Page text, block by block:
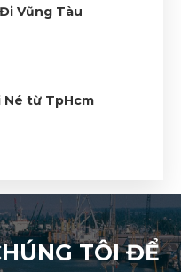
Vũng Tàu
Né từ TpHcm
TÔI ĐỂ